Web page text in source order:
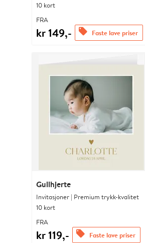
10 kort
FRA
kr 149,- offers Faste lave priser
Gullhjerte
Invitasjoner | Premium trykk-kvalitet
10 kort
FRA
kr 119,- offers Faste lave priser